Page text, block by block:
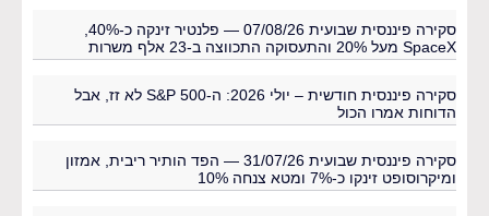
SpaceX מעל 20% והתעסוקה התכווצה ב-23 אלף משרות
סקירה פיננסית חודשית – יולי 2026: ה-S&P 500 לא זז, אבל
הדוחות אמרו הכול
סקירה פיננסית שבועית 31/07/26 — הפד הותיר ריבית, אמזון
ומיקרוסופט זינקו כ-7% ומטא צנחה 10%